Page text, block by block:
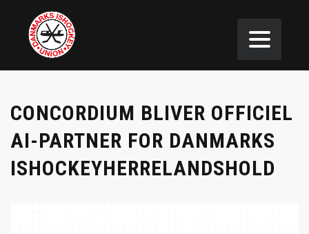
CONCORDIUM BLIVER OFFICIEL
AI-PARTNER FOR DANMARKS
ISHOCKEYHERRELANDSHOLD